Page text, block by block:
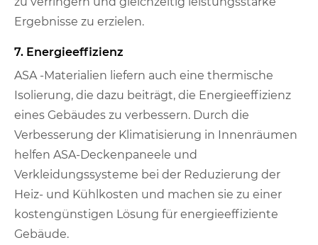
Ergebnisse zu erzielen.
7. Energieeffizienz
ASA -Materialien liefern auch eine thermische
Isolierung, die dazu beiträgt, die Energieeffizienz
eines Gebäudes zu verbessern. Durch die
Verbesserung der Klimatisierung in Innenräumen
helfen ASA-Deckenpaneele und
Verkleidungssysteme bei der Reduzierung der
Heiz- und Kühlkosten und machen sie zu einer
kostengünstigen Lösung für energieeffiziente
Gebäude.